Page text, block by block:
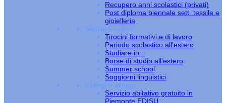
Recupero anni scolastici (privati)
Post diploma biennale sett. tessile e
gioielleria
Studiare estero
Tirocini formativi e di lavoro
Periodo scolastico all'estero
Studiare in...
Borse di studio all'estero
Summer school
Soggiorni linguistici
Collegi e alloggi
Servizio abitativo gratuito in
Piemonte EDISU